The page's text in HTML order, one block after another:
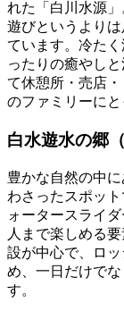
れた「白川水源
遊びというより
ています。冷た
ったりの癒やし
て休憩所・売店
のファミリーにと
白水遊水の郷
豊かな自然の中
わさったスポッ
ォータースライ
人まで楽しめる
設が中心で、ロ
め、一日だけで
す。